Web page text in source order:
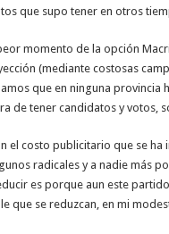
que supo tener en otros
momento de la opción
(mediante costosas
que en ninguna provincia
de tener candidatos y votos,
el costo publicitario que se
radicales y a nadie más
es porque aun este
que se reduzcan, en mi